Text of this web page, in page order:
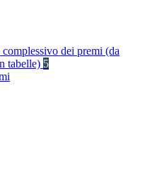
dei premi (da
tabelle) 5